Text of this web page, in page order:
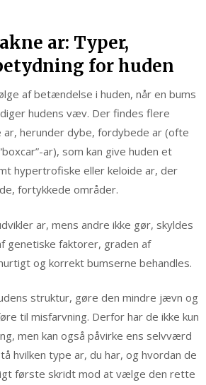
ar: Typer,
for huden
af betændelse i huden, når en bums
hudens væv. Der findes flere
ar, herunder dybe, fordybede ar (ofte
ar), som kan give huden et
hypertrofiske eller keloide ar, der
fortykkede områder.
ar, mens andre ikke gør, skyldes
genetiske faktorer, graden af
og korrekt bumserne behandles.
struktur, gøre den mindre jævn og
til misfarvning. Derfor har de ikke kun
men kan også påvirke ens selvværd
hvilken type ar, du har, og hvordan de
første skridt mod at vælge den rette